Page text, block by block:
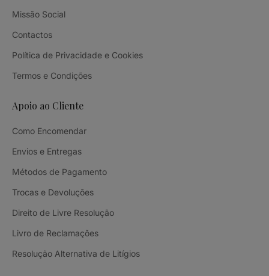
Missão Social
Contactos
Política de Privacidade e Cookies
Termos e Condições
Apoio ao Cliente
Como Encomendar
Envios e Entregas
Métodos de Pagamento
Trocas e Devoluções
Direito de Livre Resolução
Livro de Reclamações
Resolução Alternativa de Litígios